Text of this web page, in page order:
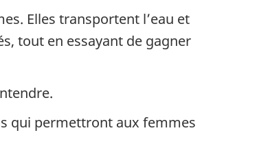
Elles transportent l’eau et
tout en essayant de gagner
qui permettront aux femmes